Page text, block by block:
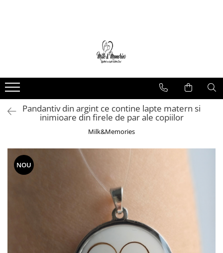
Brățări argint
Brățări șnur
Charm-uri
Cercei argint
Inele
Inele aur
Pandantiv din argint ce contine lapte matern si
inimioare din firele de par ale copiilor
Milk&Memories
NOU